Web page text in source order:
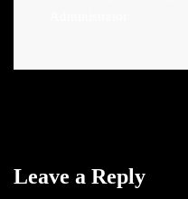
Leave a Reply